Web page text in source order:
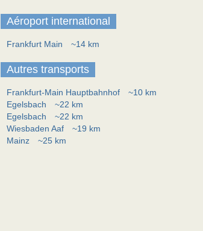
Aéroport international
Frankfurt Main ~14 km
Autres transports
Frankfurt-Main Hauptbahnhof
~10 km
Egelsbach
~22 km
Egelsbach
~22 km
Wiesbaden Aaf
~19 km
Mainz
~25 km